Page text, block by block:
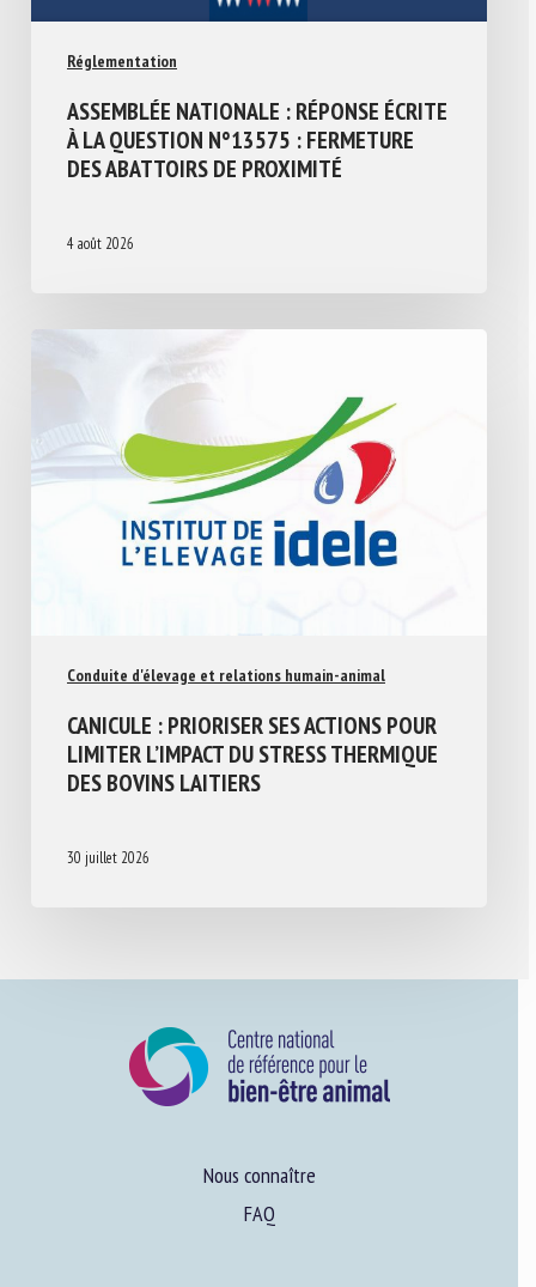
Réglementation
ASSEMBLÉE NATIONALE : RÉPONSE ÉCRITE
À LA QUESTION N°13575 : FERMETURE
DES ABATTOIRS DE PROXIMITÉ
4 août 2026
Conduite d'élevage et relations humain-animal
CANICULE : PRIORISER SES ACTIONS POUR
LIMITER L’IMPACT DU STRESS THERMIQUE
DES BOVINS LAITIERS
30 juillet 2026
Nous connaître
FAQ